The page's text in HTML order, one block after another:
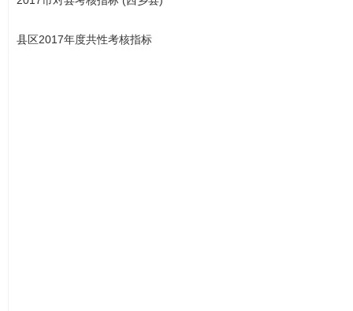
县区2017年度共性考核指标